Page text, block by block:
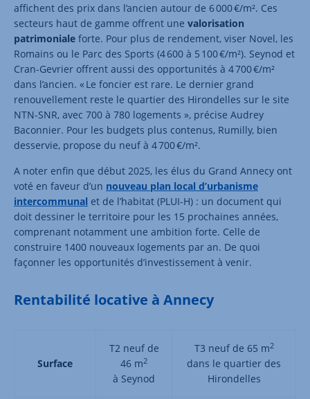
affichent des prix dans l’ancien autour de 6 000 €/m². Ces
secteurs haut de gamme offrent une valorisation
patrimoniale forte. Pour plus de rendement, viser Novel, les
Romains ou le Parc des Sports (4 600 à 5 100 €/m²). Seynod et
Cran-Gevrier offrent aussi des opportunités à 4 700 €/m²
dans l’ancien. « Le foncier est rare. Le dernier grand
renouvellement reste le quartier des Hirondelles sur le site
NTN-SNR, avec 700 à 780 logements », précise Audrey
Baconnier. Pour les budgets plus contenus, Rumilly, bien
desservie, propose du neuf à 4 700 €/m².
A noter enfin que début 2025, les élus du Grand Annecy ont
voté en faveur d’un nouveau plan local d’urbanisme
intercommunal et de l’habitat (PLUI-H) : un document qui
doit dessiner le territoire pour les 15 prochaines années,
comprenant notamment une ambition forte. Celle de
construire 1400 nouveaux logements par an. De quoi
façonner les opportunités d’investissement à venir.
Rentabilité locative à Annecy
Surface
T2 neuf de
46 m2
à Seynod
T3 neuf de 65 m2
dans le quartier des
Hirondelles